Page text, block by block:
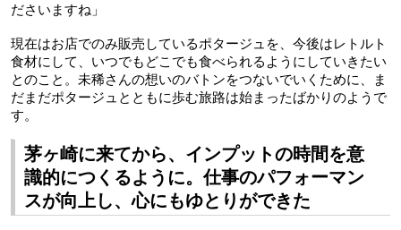
ださいますね」
現在はお店でのみ販売しているポタージュを、今後はレトルト
食材にして、いつでもどこでも食べられるようにしていきたい
とのこと。未稀さんの想いのバトンをつないでいくために、ま
だまだポタージュとともに歩む旅路は始まったばかりのようで
す。
茅ヶ崎に来てから、インプットの時間を意
識的につくるように。仕事のパフォーマン
スが向上し、心にもゆとりができた